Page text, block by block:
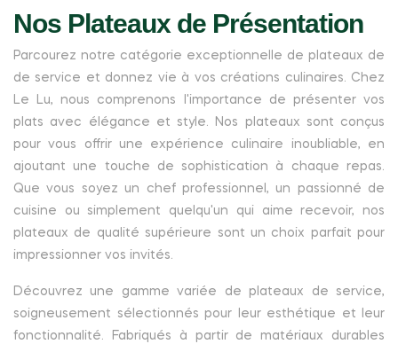
Nos Plateaux de Présentation
Parcourez notre catégorie exceptionnelle de plateaux de
de service et donnez vie à vos créations culinaires. Chez
Le Lu, nous comprenons l'importance de présenter vos
plats avec élégance et style. Nos plateaux sont conçus
pour vous offrir une expérience culinaire inoubliable, en
ajoutant une touche de sophistication à chaque repas.
Que vous soyez un chef professionnel, un passionné de
cuisine ou simplement quelqu'un qui aime recevoir, nos
plateaux de qualité supérieure sont un choix parfait pour
impressionner vos invités.
Découvrez une gamme variée de plateaux de service,
soigneusement sélectionnés pour leur esthétique et leur
fonctionnalité. Fabriqués à partir de matériaux durables